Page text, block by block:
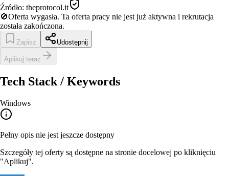
Źródło: theprotocol.it
🚫Oferta wygasła. Ta oferta pracy nie jest już aktywna i rekrutacja
została zakończona.
Zapisz Udostępnij
Aplikuj teraz
Tech Stack / Keywords
Windows
Pełny opis nie jest jeszcze dostępny
Szczegóły tej oferty są dostępne na stronie docelowej po kliknięciu
"Aplikuj".